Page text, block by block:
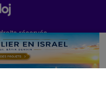
réservés